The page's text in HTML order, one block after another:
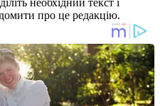
необхідний текст і
про це редакцію.